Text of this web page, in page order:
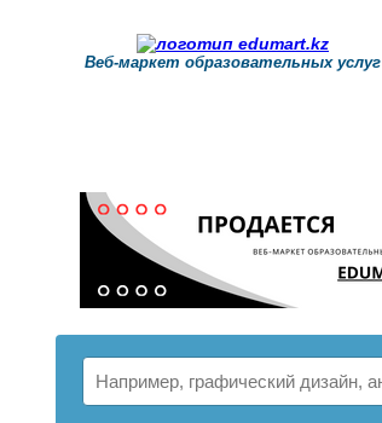
Веб-маркет образовательных услуг